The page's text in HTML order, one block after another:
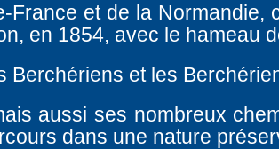
France et de la Normandie,
en 1854, avec le hameau
Berchériens et les
aussi ses nombreux
dans une nature